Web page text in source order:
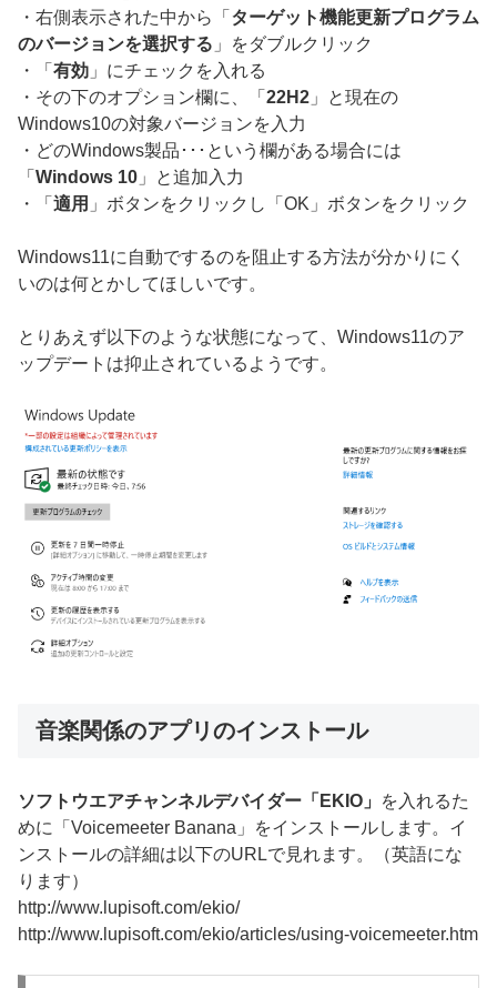
・右側表示された中から「 ターゲット機能更新プログラム
のバージョンを選択する 」をダブルクリック
・「 有効 」にチェックを入れる
・その下のオプション欄に、「 22H2 」と現在の
Windows10の対象バージョンを入力
・どのWindows製品･･･という欄がある場合には
「 Windows 10 」と追加入力
・「 適用 」ボタンをクリックし「OK」ボタンをクリック
Windows11に自動でするのを阻止する方法が分かりにく
いのは何とかしてほしいです。
とりあえず以下のような状態になって、Windows11のア
ップデートは抑止されているようです。
音楽関係のアプリのインストール
ソフトウエアチャンネルデバイダー「EKIO」
を入れるた
めに「Voicemeeter Banana」をインストールします。イ
ンストールの詳細は以下のURLで見れます。（英語にな
ります）
http://www.lupisoft.com/ekio/
http://www.lupisoft.com/ekio/articles/using-voicemeeter.htm